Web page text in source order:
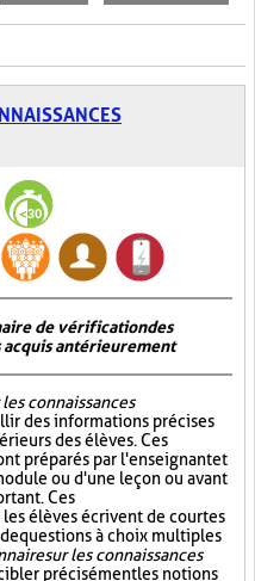
de vérification des
acquis antérieurement
connaissances
des informations précises
des élèves. Ces
préparés par l'enseignant et
ou d'une leçon ou avant
Ces
élèves écrivent de courtes
questions à choix multiples
sur les connaissances
précisément les notions